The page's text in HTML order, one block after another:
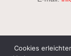
Cookies